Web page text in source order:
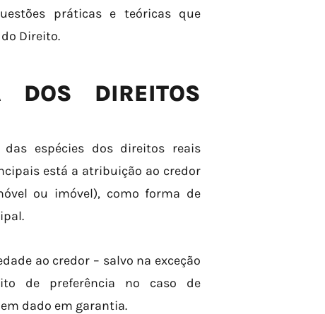
práticas e teóricas que
Direito.
DOS DIREITOS
espécies dos direitos reais
está a atribuição ao credor
ou imóvel), como forma de
ao credor – salvo na exceção
de preferência no caso de
dado em garantia.